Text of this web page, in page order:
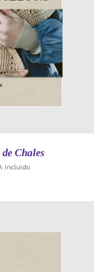
/
Chales
incluido